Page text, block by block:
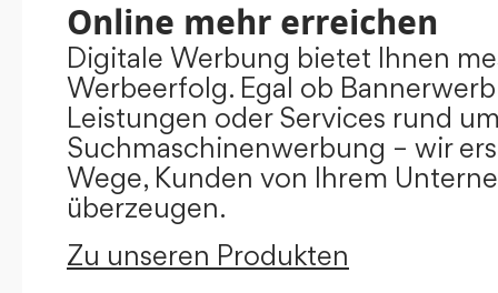
Online mehr erreichen
Digitale Werbung bietet Ihnen
Werbeerfolg. Egal ob
Leistungen oder Services rund
Suchmaschinenwerbung – wir
Wege, Kunden von Ihrem
überzeugen.
Zu unseren Produkten